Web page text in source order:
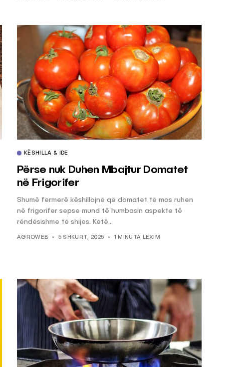
KËSHILLA & IDE
Përse nuk Duhen Mbajtur Domatet
në Frigorifer
Shumë fermerë këshillojnë që domatet të mos ruhen
në frigorifer sepse mund të humbasin aspekte të
rëndësishme të shijes. Këtë...
AGROWEB 5 SHKURT, 2025 1 MINUTA LEXIM